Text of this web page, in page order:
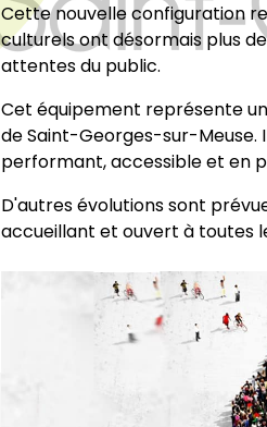
Cette nouvelle configuration
culturels ont désormais plus
attentes du public.
Cet équipement représente
de Saint-Georges-sur-Meuse.
performant, accessible et en
D'autres évolutions sont
accueillant et ouvert à toutes